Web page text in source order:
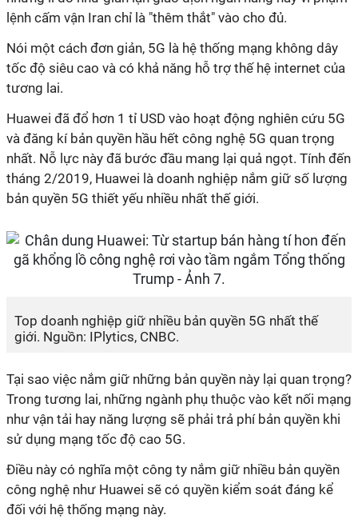
lệnh cấm vận Iran chỉ là "thêm thắt" vào cho đủ.
Nói một cách đơn giản, 5G là hệ thống mạng không dây
tốc độ siêu cao và có khả năng hỗ trợ thế hệ internet của
tương lai.
Huawei đã đổ hơn 1 tỉ USD vào hoạt động nghiên cứu 5G
và đăng kí bản quyền hầu hết công nghệ 5G quan trọng
nhất. Nỗ lực này đã bước đầu mang lại quả ngọt. Tính đến
tháng 2/2019, Huawei là doanh nghiệp nắm giữ số lượng
bản quyền 5G thiết yếu nhiều nhất thế giới.
Top doanh nghiệp giữ nhiều bản quyền 5G nhất thế
giới. Nguồn: IPlytics, CNBC.
Tại sao việc nắm giữ những bản quyền này lại quan trọng?
Trong tương lai, những ngành phụ thuộc vào kết nối mạng
như vận tải hay năng lượng sẽ phải trả phí bản quyền khi
sử dụng mạng tốc độ cao 5G.
Điều này có nghĩa một công ty nắm giữ nhiều bản quyền
công nghệ như Huawei sẽ có quyền kiểm soát đáng kể
đối với hệ thống mạng này.